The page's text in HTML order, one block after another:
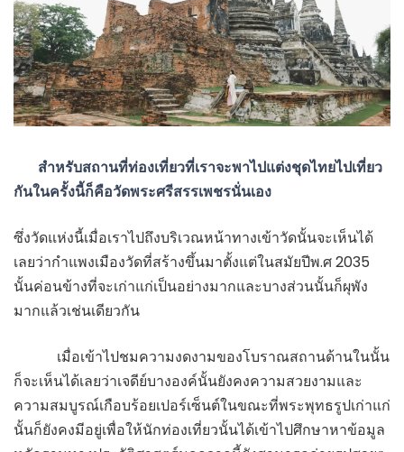
สำหรับสถานที่ท่องเที่ยวที่เราจะพาไปแต่งชุดไทยไปเที่ยว
กันในครั้งนี้ก็คือวัดพระศรีสรรเพชรนั่นเอง
ซึ่งวัดแห่งนี้เมื่อเราไปถึงบริเวณหน้าทางเข้าวัดนั้นจะเห็นได้
เลยว่ากำแพงเมืองวัดที่สร้างขึ้นมาตั้งแต่ในสมัยปีพ.ศ 2035
นั้นค่อนข้างที่จะเก่าแก่เป็นอย่างมากและบางส่วนนั้นก็ผุพัง
มากแล้วเช่นเดียวกัน
เมื่อเข้าไปชมความงดงามของโบราณสถานด้านในนั้น
ก็จะเห็นได้เลยว่าเจดีย์บางองค์นั้นยังคงความสวยงามและ
ความสมบูรณ์เกือบร้อยเปอร์เซ็นต์ในขณะที่พระพุทธรูปเก่าแก่
นั้นก็ยังคงมีอยู่เพื่อให้นักท่องเที่ยวนั้นได้เข้าไปศึกษาหาข้อมูล